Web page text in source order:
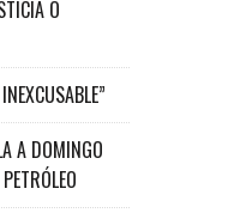
O
A DOMINGO